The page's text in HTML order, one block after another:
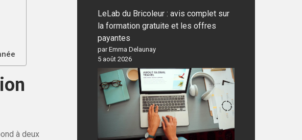
à deux
LeLab du Bricoleur : avis complet sur
la formation gratuite et les offres
payantes
par Emma Delaunay
5 août 2026